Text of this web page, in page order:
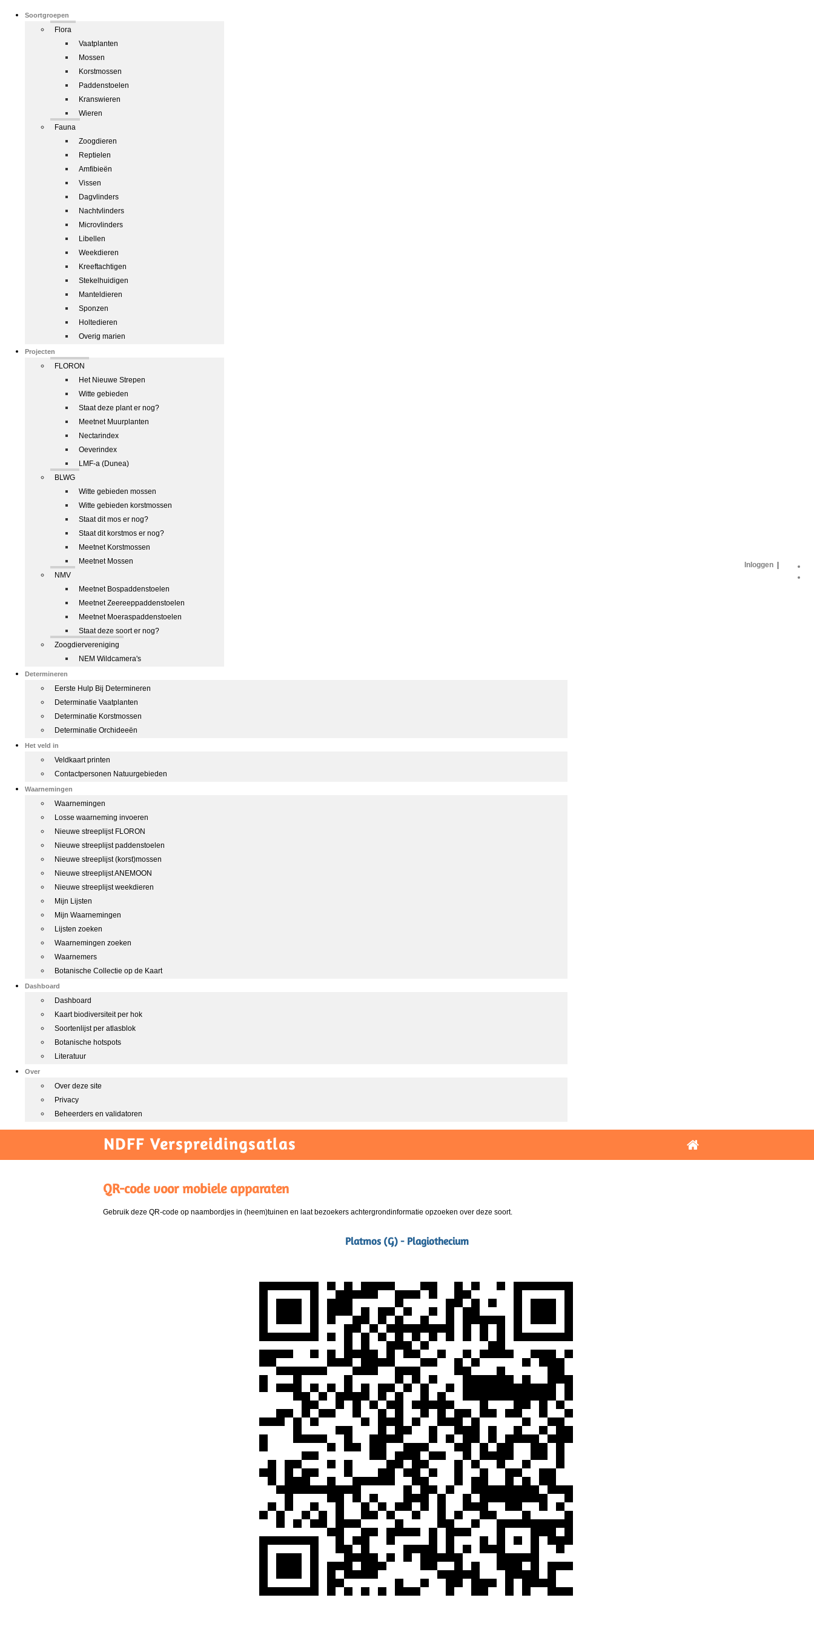
Soortgroepen
Flora
Vaatplanten
Mossen
Korstmossen
Paddenstoelen
Kranswieren
Wieren
Fauna
Zoogdieren
Reptielen
Amfibieën
Vissen
Dagvlinders
Nachtvlinders
Microvlinders
Libellen
Weekdieren
Kreeftachtigen
Stekelhuidigen
Manteldieren
Sponzen
Holtedieren
Overig marien
Projecten
FLORON
Het Nieuwe Strepen
Witte gebieden
Staat deze plant er nog?
Meetnet Muurplanten
Nectarindex
Oeverindex
LMF-a (Dunea)
BLWG
Witte gebieden mossen
Witte gebieden korstmossen
Staat dit mos er nog?
Staat dit korstmos er nog?
Meetnet Korstmossen
Meetnet Mossen
NMV
Meetnet Bospaddenstoelen
Meetnet Zeereeppaddenstoelen
Meetnet Moeraspaddenstoelen
Staat deze soort er nog?
Zoogdiervereniging
NEM Wildcamera's
Determineren
Eerste Hulp Bij Determineren
Determinatie Vaatplanten
Determinatie Korstmossen
Determinatie Orchideeën
Het veld in
Veldkaart printen
Contactpersonen Natuurgebieden
Waarnemingen
Waarnemingen
Losse waarneming invoeren
Nieuwe streeplijst FLORON
Nieuwe streeplijst paddenstoelen
Nieuwe streeplijst (korst)mossen
Nieuwe streeplijst ANEMOON
Nieuwe streeplijst weekdieren
Mijn Lijsten
Mijn Waarnemingen
Lijsten zoeken
Waarnemingen zoeken
Waarnemers
Botanische Collectie op de Kaart
Dashboard
Dashboard
Kaart biodiversiteit per hok
Soortenlijst per atlasblok
Botanische hotspots
Literatuur
Over
Over deze site
Privacy
Beheerders en validatoren
Inloggen
NDFF Verspreidingsatlas
QR-code voor mobiele apparaten
Gebruik deze QR-code op naambordjes in (heem)tuinen en laat bezoekers achtergrondinformatie opzoeken over deze soort.
Platmos (G) - Plagiothecium